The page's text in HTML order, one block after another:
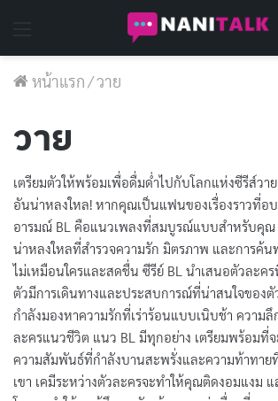
หน้าแรก/วาย
วาย
เตรียมตัวให้พร้อมเพื่อดื่มด่ำไปกับโลกแห่งซีรีส์วาย
อันน่าหลงใหล! หากคุณเป็นแฟนของเรื่องราวที่อ
อารมณ์ BL คือแนวเพลงที่สมบูรณ์แบบสำหรับคุณ
น่าหลงใหลที่สำรวจความรัก มิตรภาพ และการค้
ไม่เหมือนใครและสดชื่น ซีรีย์ BL นำเสนอตัวละค
ตัวมีการเดินทางและประสบการณ์ที่น่าสนใจของตั
กำลังมองหาความรักที่เร่าร้อนแบบเนิบช้า ความ
ละครแนวชีวิต แนว BL มีทุกอย่าง เตรียมพร้อมที่จ
ความสัมพันธ์ที่กำลังบานสะพรั่งและความท้าทา
เขา เคมีระหว่างตัวละครจะทำให้คุณติดงอมแงม